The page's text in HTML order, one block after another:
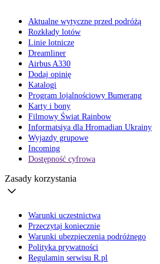
Aktualne wytyczne przed podróżą
Rozkłady lotów
Linie lotnicze
Dreamliner
Airbus A330
Dodaj opinię
Katalogi
Program lojalnościowy Bumerang
Karty i bony
Filmowy Świat Rainbow
Informatsiya dla Hromadian Ukrainy
Wyjazdy grupowe
Incoming
Dostępność cyfrowa
Zasady korzystania
Warunki uczestnictwa
Przeczytaj koniecznie
Warunki ubezpieczenia podróżnego
Polityka prywatności
Regulamin serwisu R.pl